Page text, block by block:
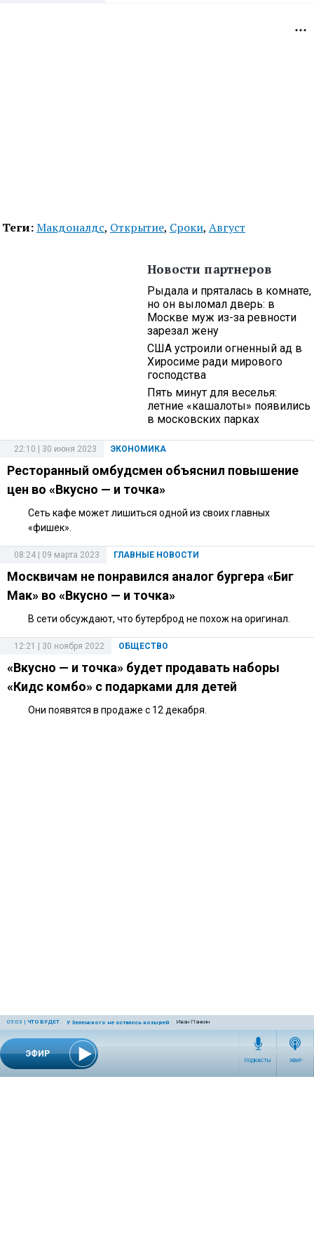
ЭФИР
05:03 | ЧТО БУДЕТ У Зеленского не осталось козырей Иван Панкин
ПОДКАСТЫ ЭФИР
Теги:Макдоналдс, Открытие, Сроки, Август
Новости партнеров
Рыдала и пряталась в комнате,
но он выломал дверь: в
Москве муж из-за ревности
зарезал жену
США устроили огненный ад в
Хиросиме ради мирового
господства
Пять минут для веселья:
летние «кашалоты» появились
в московских парках
ЭКОНОМИКА
22:10 | 30 июня 2023
Ресторанный омбудсмен объяснил повышение
цен во «Вкусно — и точка»
Сеть кафе может лишиться одной из своих главных
«фишек».
ГЛАВНЫЕ НОВОСТИ
08:24 | 09 марта 2023
Москвичам не понравился аналог бургера «Биг
Мак» во «Вкусно — и точка»
В сети обсуждают, что бутерброд не похож на оригинал.
ОБЩЕСТВО
12:21 | 30 ноября 2022
«Вкусно — и точка» будет продавать наборы
«Кидс комбо» с подарками для детей
Они появятся в продаже с 12 декабря.